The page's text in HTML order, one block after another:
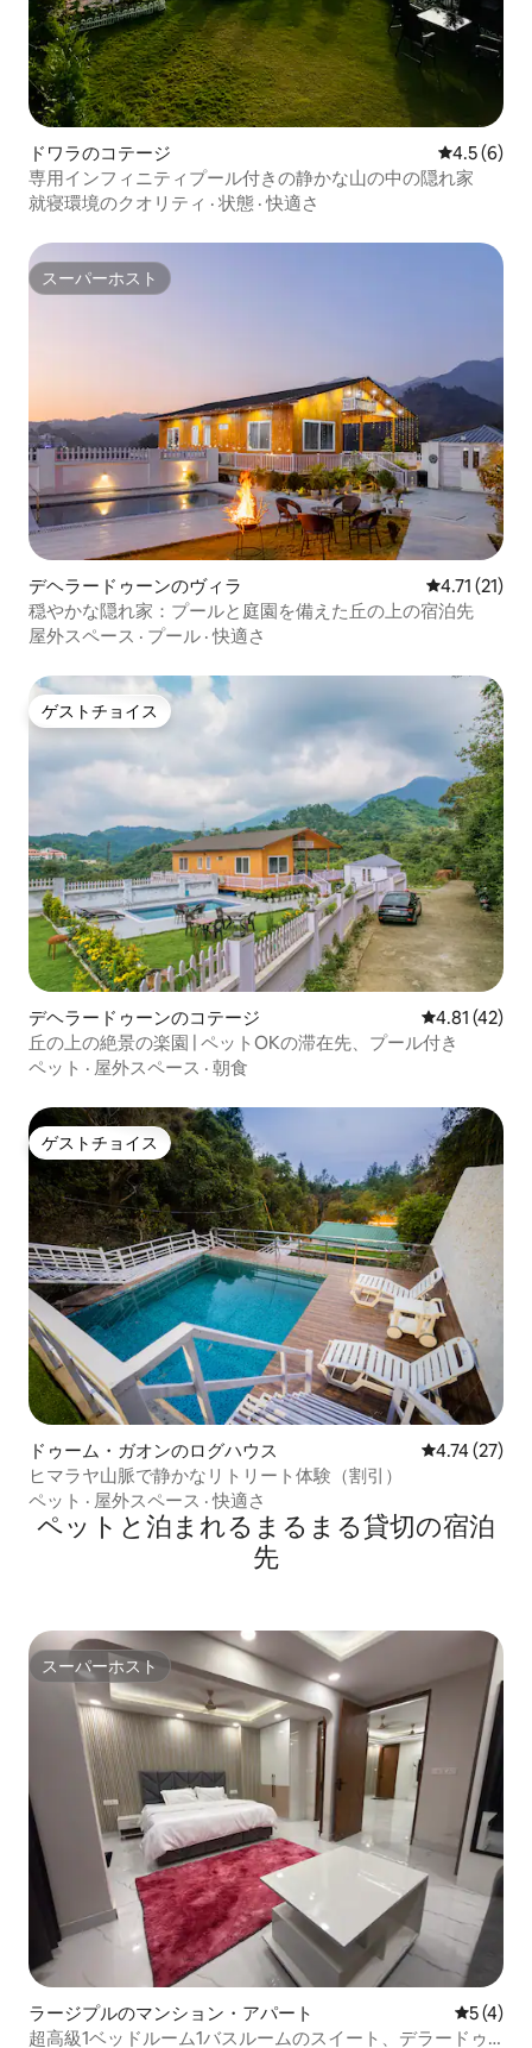
ドワラのコテージ レビュー6
4.5 (6)
専用インフィニティプール付きの静かな山の中の隠れ家
就寝環境のクオリティ · 状態 ·快適さ
スーパーホスト
スーパーホスト
デヘラードゥーンのヴィラ レビュー21
4.71 (21)
穏やかな隠れ家：プールと庭園を備えた丘の上の宿泊先
屋外スペース · プール ·快適さ
ゲストチョイス
ゲストチョイス
デヘラードゥーンのコテージ レビュー42
4.81 (42)
丘の上の絶景の楽園 | ペットOKの滞在先、プール付き
ペット · 屋外スペース · 朝食
ゲストチョイス
ゲストチョイス
ドゥーム・ガオンのログハウス レビュー27
4.74 (27)
ヒマラヤ山脈で静かなリトリート体験（割引）
ペット · 屋外スペース ·快適さ
ペットと泊まれるまるまる貸切の宿泊
先
スーパーホスト
スーパーホスト
ラージプルのマンション・アパート レビュー
5 (4)
超高級1ベッドルーム1バスルームのスイート、デラードゥ